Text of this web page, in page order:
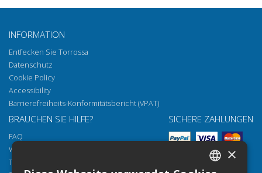
INFORMATION
Entfecken Sie Torrossa
Datenschutz
Cookie Policy
Accessibility
Barrierefreiheits-Konformitätsbericht (VPAT)
BRAUCHEN SIE HILFE?
FAQ
Wie öffnen Sie unsere Dokumente
Torrossa Reader
SICHERE ZAHLUNGEN
×